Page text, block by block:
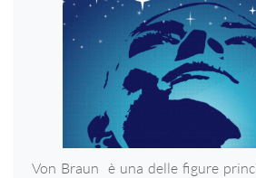
Von Braun è una delle figure